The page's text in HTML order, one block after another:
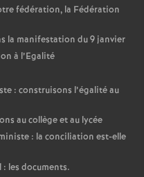
fédération, la Fédération
la manifestation du 9 janvier
à l’Egalité
: construisons l’égalité au
au collège et au lycée
: la conciliation est-elle
: les documents.